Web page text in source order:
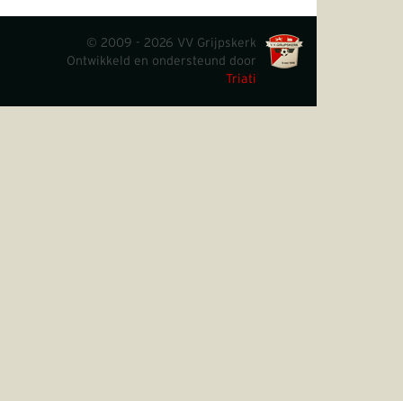
© 2009 - 2026 VV Grijpskerk
Ontwikkeld en ondersteund door
Triati